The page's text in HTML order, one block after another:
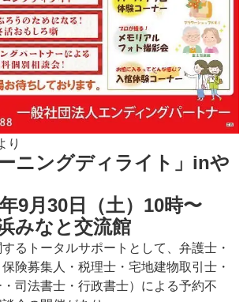
り
ニングディライト」inや
9月30日（土）10時〜
みなと交流館
るトータルサポートとして、弁護士・
険募集人・税理士・宅地建物取引士・
司法書士・行政書士）による予約不